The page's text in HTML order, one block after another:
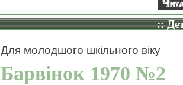
::
Для молодшого шкільного віку
Барвінок 1970 №2